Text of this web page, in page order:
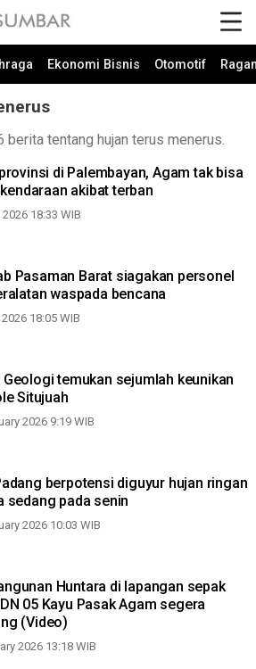
Ekonomi Bisnis Otomotif
berita tentang hujan terus menerus.
di Palembayan, Agam tak bisa
akibat terban
18:33 WIB
Pasaman Barat siagakan personel
waspada bencana
18:05 WIB
Geologi temukan sejumlah keunikan
Situjuah
2026 9:19 WIB
berpotensi diguyur hujan ringan
sedang pada senin
2026 10:03 WIB
Huntara di lapangan sepak
05 Kayu Pasak Agam segera
(Video)
2026 13:18 WIB